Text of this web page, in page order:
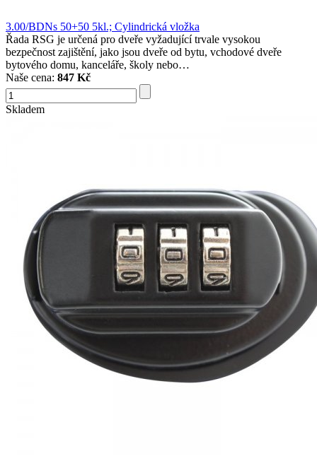
3.00/BDNs 50+50 5kl.; Cylindrická vložka
Řada RSG je určená pro dveře vyžadující trvale vysokou
bezpečnost zajištění, jako jsou dveře od bytu, vchodové dveře
bytového domu, kanceláře, školy nebo…
Naše cena: 847 Kč
Skladem